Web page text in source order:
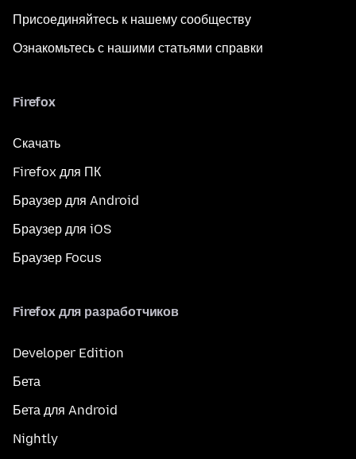
Присоединяйтесь к нашему сообществу
Ознакомьтесь с нашими статьями справки
Firefox
Скачать
Firefox для ПК
Браузер для Android
Браузер для iOS
Браузер Focus
Firefox для разработчиков
Developer Edition
Бета
Бета для Android
Nightly